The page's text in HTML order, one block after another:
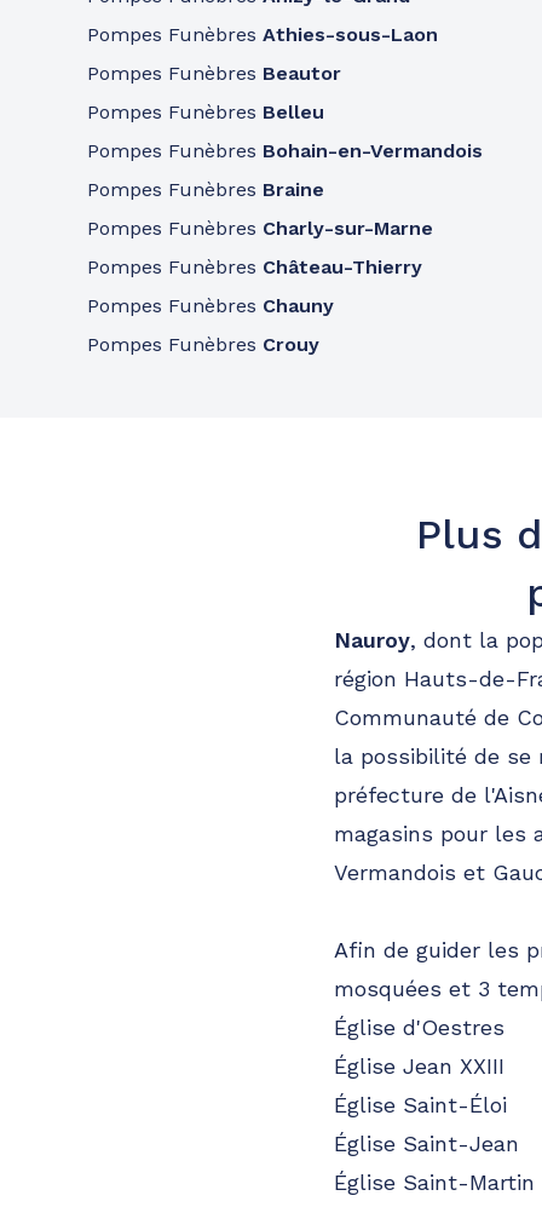
Consulter l'agence 03 79 59 02 86
Pompes funèbres Roc Eclerc
Arras
Ouvre bientôt 09h-12h14h-18h
58 Avenue Winston Churchill
62000 Arras
Consulter l'agence 03 79 59 03 22
A votre écoute 24h/24 7j/7
03 21 75 19 32
14h-18h
62420 Billy-Montigny
03 79 59 03 04
A votre écoute 24h/24 7j/7
Pompes Funèbres Athies-sous-Laon
Pompes Funèbres Beautor
Pompes Funèbres Belleu
Pompes Funèbres Bohain-en-Vermandois
Pompes Funèbres Braine
Pompes Funèbres Charly-sur-Marne
Pompes Funèbres Château-Thierry
Pompes Funèbres Chauny
Pompes Funèbres Crouy
Plus
Nauroy, dont la
région Hauts-de-
Communauté de
la possibilité de se
préfecture de
magasins pour les
Vermandois et
Afin de guider les
mosquées et 3
Église d'Oestres
Église Jean XXIII
Église Saint-Éloi
Église Saint-Jean
Église Saint-Martin